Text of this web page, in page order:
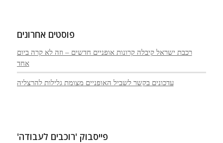
פוסטים אחרונים
רכבת ישראל קיבלה קרונות אופניים חדשים – וזה לא קרה ביום
אחד
עדכונים בקשר לשביל האופניים מצומת גלילות להרצליה
פייסבוק 'רוכבים לעבודה'